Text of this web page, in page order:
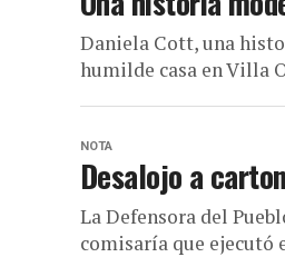
Daniela Cott, una
humilde casa en Villa
NOTA
Desalojo a
La Defensora del
comisaría que ejecutó